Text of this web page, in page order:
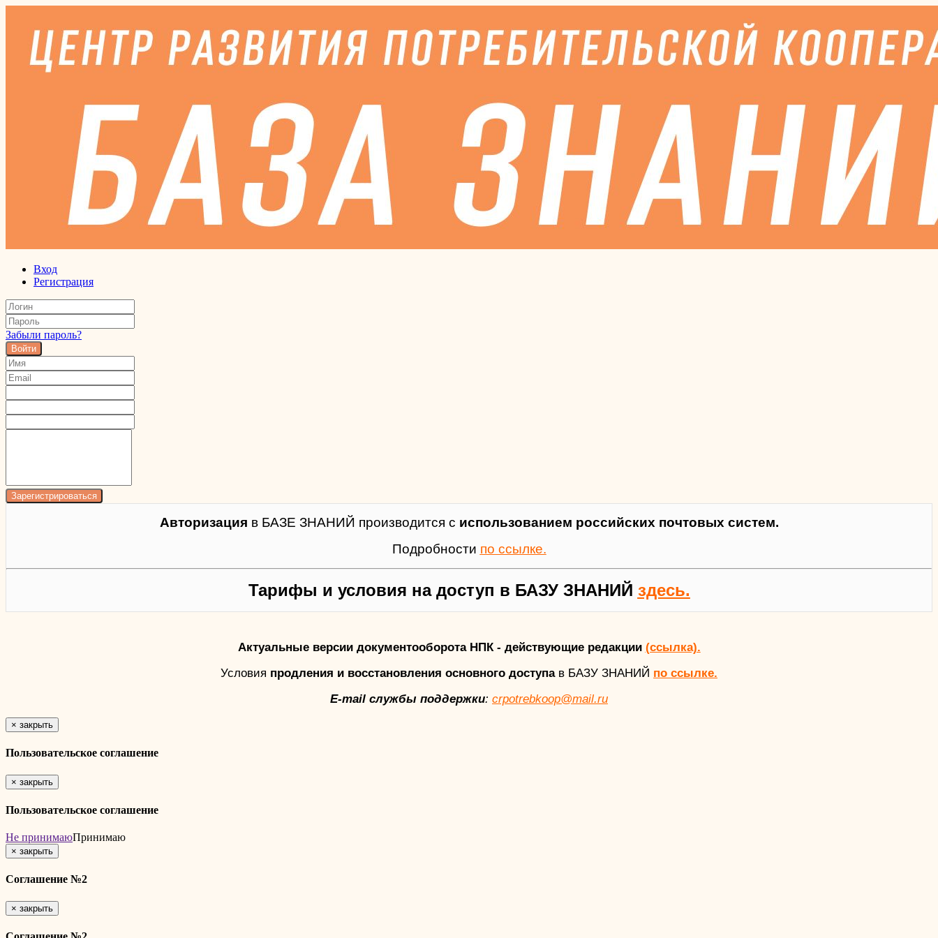
Вход
Регистрация
Забыли пароль?
Войти
Авторизация в БАЗЕ ЗНАНИЙ производится с использованием российских почтовых систем.
Подробности по ссылке.
Тарифы и условия на доступ в БАЗУ ЗНАНИЙ здесь.
Актуальные версии документооборота НПК - действующие редакции (ссылка).
Условия продления и восстановления основного доступав БАЗУ ЗНАНИЙ по ссылке.
E-mail службы поддержки: crpotrebkoop@mail.ru
× закрыть
Пользовательское соглашение
× закрыть
Пользовательское соглашение
Не принимаюПринимаю
× закрыть
Соглашение №2
× закрыть